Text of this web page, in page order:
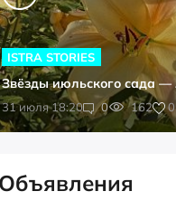
31 июля 18:20 0 162 0
ISTRA STORIES
Звёзды июльского сада —
Объявления